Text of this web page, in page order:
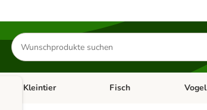
Produkte
suchen
& Zubehör
Kategorie-Menü öffnen: Hundefutter & Zubehör
Kleintier Kategorie-Menü öffnen:
Fisch Vogel